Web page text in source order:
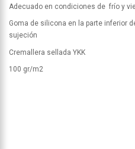
Adecuado en condiciones de frío y
Goma de silicona en la parte inferior
sujeción
Cremallera sellada YKK
100 gr/m2